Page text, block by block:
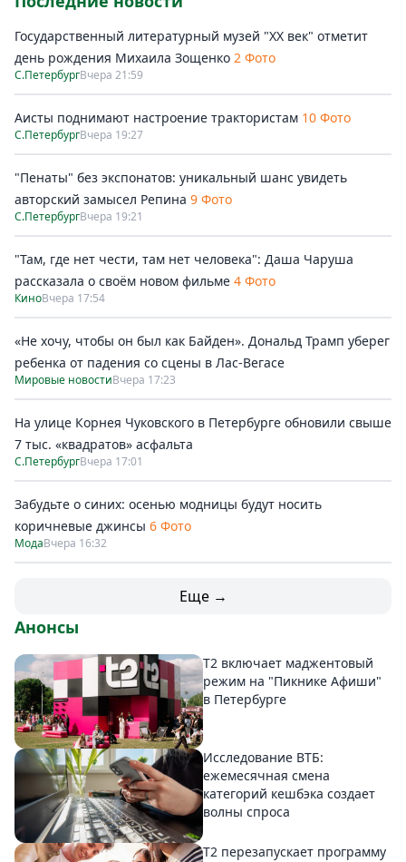
Государственный литературный музей "ХХ век" отметит
день рождения Михаила Зощенко 2 Фото
С.ПетербургВчера 21:59
Аисты поднимают настроение трактористам 10 Фото
С.ПетербургВчера 19:27
"Пенаты" без экспонатов: уникальный шанс увидеть
авторский замысел Репина 9 Фото
С.ПетербургВчера 19:21
"Там, где нет чести, там нет человека": Даша Чаруша
рассказала о своём новом фильме 4 Фото
КиноВчера 17:54
«Не хочу, чтобы он был как Байден». Дональд Трамп уберег
ребенка от падения со сцены в Лас-Вегасе
Мировые новостиВчера 17:23
На улице Корнея Чуковского в Петербурге обновили свыше
7 тыс. «квадратов» асфальта
С.ПетербургВчера 17:01
Забудьте о синих: осенью модницы будут носить
коричневые джинсы 6 Фото
МодаВчера 16:32
Еще →
Анонсы
Т2 включает маджентовый
режим на "Пикнике Афиши"
в Петербурге
Исследование ВТБ:
ежемесячная смена
категорий кешбэка создает
волны спроса
Т2 перезапускает программу